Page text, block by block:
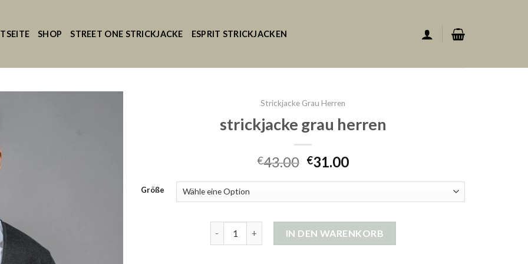
SHOP STREET ONE STRICKJACKE ESPRIT STRICKJACKEN
Strickjacke Grau Herren
strickjacke grau herren
€43.00 €31.00
Größe
IN DEN WARENKORB